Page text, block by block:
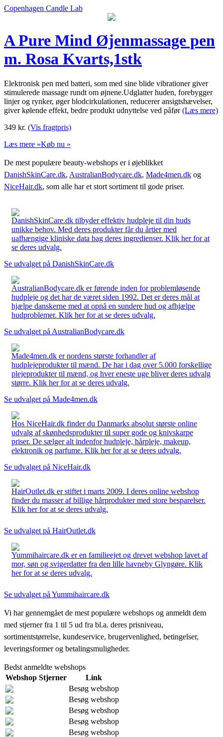
Copenhagen Candle Lab
A Pure Mind Øjenmassage pen
m. Rosa Kvarts,1stk
Elektronisk pen med batteri, som med sine blide vibrationer giver
stimulerede massage rundt om øjnene.Udglatter huden, forebygger
linjer og rynker, øger blodcirkulationen, reducerer ansigtshævelser,
giver kølende effekt, bedre produkt udnyttelse ved påfør(Læs mere)
349 kr. (Vis fragtpris)
Læs mere »Køb nu »
De mest populære beauty-webshops er i øjeblikket
DanishSkinCare.dk, AustralianBodycare.dk, Made4men.dk og
NiceHair.dk, som alle har et stort sortiment til gode priser.
DanishSkinCare.dk tilbyder effektiv hudpleje til din huds
unikke behov. Med deres produkter får du årtier med
uafhængige kliniske data bag deres ingredienser. Klik her for at
se deres udvalg.
Se udvalget på DanishSkinCare.dk
AustralianBodycare.dk er førende inden for problemløsende
hudpleje og det har de været siden 1992. Det er deres mål at
hjælpe danskerne med at opnå en sundere hud og afhjælpe
hudproblemer. Klik her for at se deres udvalg.
Se udvalget på AustralianBodycare.dk
Made4men.dk er nordens største forhandler af
hudplejeprodukter til mænd. De har i dag over 5.000 forskellige
plejeprodukter til mænd, og hver eneste uge bliver deres udvalg
større. Klik her for at se deres udvalg.
Se udvalget på Made4men.dk
Hos NiceHair.dk finder du Danmarks absolut største online
udvalg af skønhedsprodukter til super gode og knivskarpe
priser. De sælger alt indenfor hudpleje, hårpleje, makeup,
elektronik og parfume. Klik her for at se deres udvalg.
Se udvalget på NiceHair.dk
HairOutlet.dk er stiftet i marts 2009. I deres online webshop
finder du masser af billige hårprodukter med store besparelser.
Klik her for at se deres udvalg.
Se udvalget på HairOutlet.dk
Yummihaircare.dk er en familieejet og drevet webshop lavet af
mor, søn og svigerdatter fra den lille havneby Glyngøre. Klik
her for at se deres udvalg.
Se udvalget på Yummihaircare.dk
Vi har gennemgået de mest populære webshops og anmeldt dem
med stjerner fra 1 til 5 ud fra bl.a. deres prisniveau,
sortimentstørrelse, kundeservice, brugervenlighed, betingelser,
leveringsformer og betalingsmuligheder.
Bedst anmeldte webshops
Webshop Stjerner
Link
Besøg webshop
Besøg webshop
Besøg webshop
Besøg webshop
Besøg webshop